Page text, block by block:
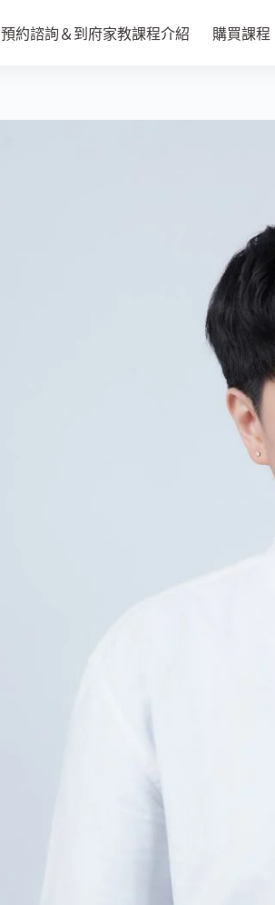
選擇規格
預約諮詢＆到府家教課程介紹 購買課程